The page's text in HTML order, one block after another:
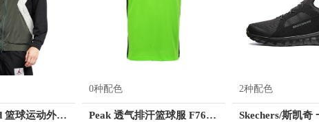
Jordan Brand 篮球运动外套 AO0555
0种配色
Peak 透气排汗篮球服 F762101
2种配色